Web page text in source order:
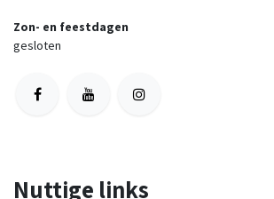
Zon- en feestdagen
gesloten
Nuttige links